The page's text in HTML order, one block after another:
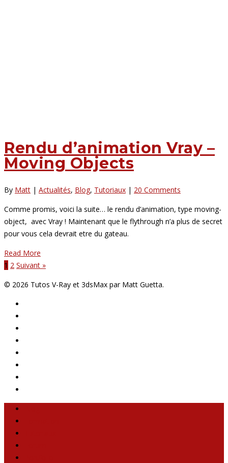
Rendu d’animation Vray –
Moving Objects
By Matt | Actualités, Blog, Tutoriaux | 20 Comments
Comme promis, voici la suite… le rendu d’animation, type moving-
object, avec Vray ! Maintenant que le flythrough n’a plus de secret
pour vous cela devrait etre du gateau.
Read More
1 2 Suivant »
© 2026 Tutos V-Ray et 3dsMax par Matt Guetta.